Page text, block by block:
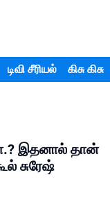
டிவி சீரியல் கிசு கிசு
இதனால் தான்
சுரேஷ்